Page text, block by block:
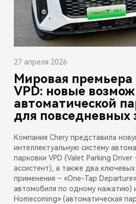
27 апреля 2026
Мировая премьера
VPD: новые
автоматической
для повседневных
Компания Chery представила
интеллектуальную систему
парковки VPD (Valet Parking
ассистент), а также два
применения – «One-Tap
автомобиля по одному нажатию)
Homecoming» (автоматическая